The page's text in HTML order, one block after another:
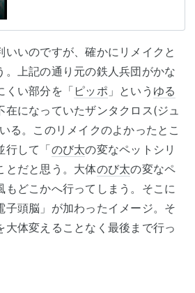
いいのですが、確かにリメイクと
。上記の通り元の鉄人兵団がかな
くい部分を「 ピッポ 」という ゆる
在になっていたザンタクロス(ジュ
る。このリメイクのよかったとこ
行して「のび太の変なペットシリ
とだと思う。大体のび太の変なペ
もどこかへ行ってしまう。そこに
子頭脳」が加わったイメージ。そ
大体変えることなく最後まで行っ